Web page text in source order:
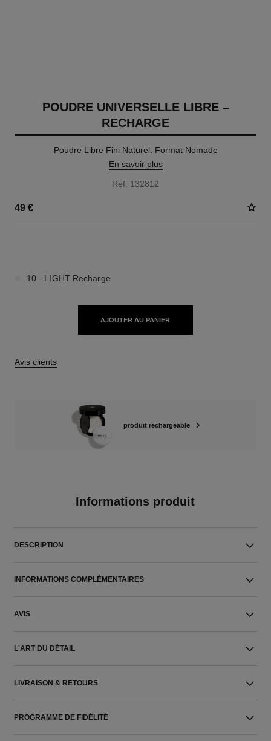
POUDRE UNIVERSELLE LIBRE –
RECHARGE
Poudre Libre Fini Naturel. Format Nomade
En savoir plus
Réf. 132812
49 €
10 - LIGHT Recharge
AJOUTER AU PANIER
Avis clients
produit rechargeable
Informations produit
DESCRIPTION
INFORMATIONS COMPLÉMENTAIRES
AVIS
L'ART DU DÉTAIL
LIVRAISON & RETOURS
PROGRAMME DE FIDÉLITÉ